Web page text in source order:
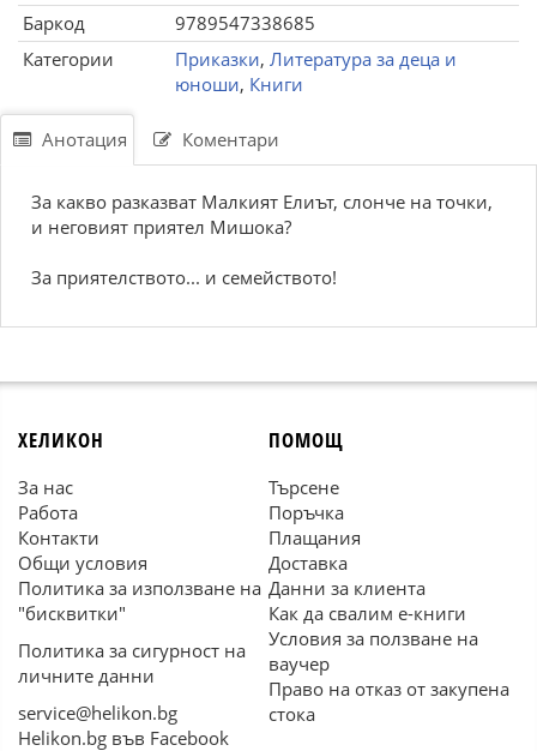
Баркод
9789547338685
Категории
Приказки, Литература за деца и
юноши, Книги
Анотация Коментари
За какво разказват Малкият Елиът, слонче на точки,
и неговият приятел Мишока?
За приятелството... и семейството!
ХЕЛИКОН
За нас
Работа
Контакти
Общи условия
Политика за използване на
"бисквитки"
Политика за сигурност на
личните данни
service@helikon.bg
Helikon.bg във Facebook
ПОМОЩ
Търсене
Поръчка
Плащания
Доставка
Данни за клиента
Как да свалим е-книги
Условия за ползване на
ваучер
Право на отказ от закупена
стока